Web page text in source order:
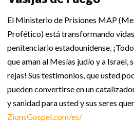
El Ministerio de Prisiones MAP
Profético) está transformando
penitenciario estadounidense.
que aman al Mesías judío y a Israel,
rejas! Sus testimonios, que usted
pueden convertirse en un
y sanidad para usted y sus seres
ZionsGospel.com/es/